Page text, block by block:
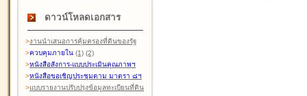
ดาวน์โหลดเอกสาร
>งานนำเสนอการคุ้มครองที่ดินของรัฐ
>ควบคุมภายใน (1) (2)
>หนังสือสังการ-แบบประเมินคุณภาพฯ
>หนังสือขอเชิญประชุมตาม มาตรา ๘ฯ
>แบบรายงานปรับปรุงข้อมูลทะเบียนที่ดิน